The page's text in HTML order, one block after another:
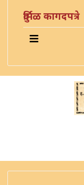
दुर्मिळ कागदपत्रे